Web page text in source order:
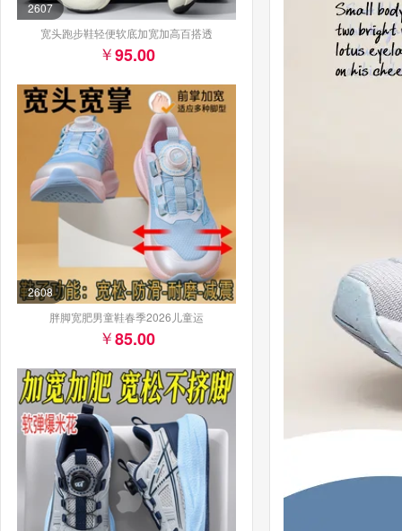
2607
宽头跑步鞋轻便软底加宽加高百搭透
95.00
2608
胖脚宽肥男童鞋春季2026儿童运
85.00